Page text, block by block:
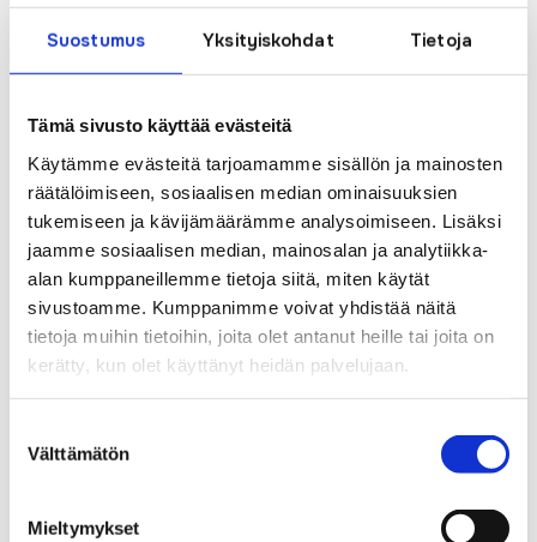
Suostumus Yksityiskohdat Tietoja
Tämä sivusto käyttää evästeitä
Käytämme evästeitä tarjoamamme sisällön ja mainosten
räätälöimiseen, sosiaalisen median ominaisuuksien
tukemiseen ja kävijämäärämme analysoimiseen. Lisäksi
jaamme sosiaalisen median, mainosalan ja analytiikka-
alan kumppaneillemme tietoja siitä, miten käytät
sivustoamme. Kumppanimme voivat yhdistää näitä
tietoja muihin tietoihin, joita olet antanut heille tai joita on
kerätty, kun olet käyttänyt heidän palvelujaan.
valinta
Välttämätön
Mieltymykset
perheessä.
Minna Kontro on sitä mieltä, että valokuituun investoiminen
olisi pitänyt tehdä jo vuosia sitten.
-Sijoitus PyhäNetin Laajakaistaan on maksanut ihan varmasti
jo itsensä takaisin, komppaa puoliso Veijo.
Kontroilla on kokemusta useasta eri
verkkopalveluntarjoajasta ja he kokevat, että Pyhänetin
hinnoittelu on kilpailukykyinen myös verrattuna muihin.
mitä olemme kokeilleet, kertoo Minna Kontro.